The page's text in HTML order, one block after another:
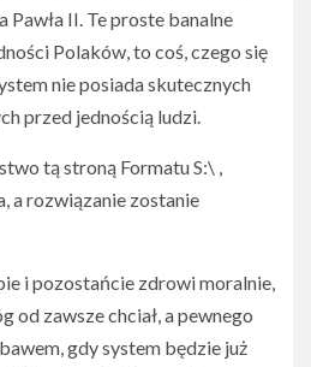
II. Te proste banalne
Polaków, to coś, czego się
nie posiada skutecznych
przed jednością ludzi.
tą stroną Formatu S:\ ,
a rozwiązanie zostanie
i pozostańcie zdrowi moralnie,
od zawsze chciał, a pewnego
gdy system będzie już